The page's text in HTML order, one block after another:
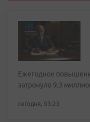
Ежегодное
затронуло 9,3
сегодня, 03:23